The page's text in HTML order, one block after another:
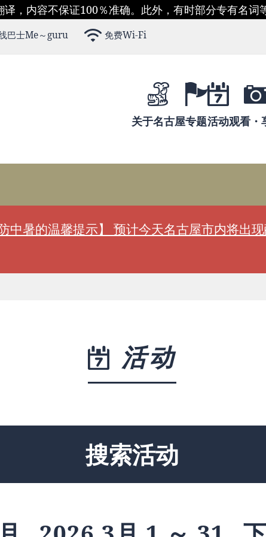
译，内容不保证100％准确。此外，有时部分专有名词
巴士Me～guru 免费Wi-Fi
关于名古屋专题活动观看・
中暑的温馨提示】 预计今天名古屋市内将出
活动
搜索活动